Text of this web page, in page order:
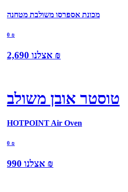
מכונת אספרסו משולבת מטחנה
0 ₪
אצלנו 2,690 ₪
טוסטר אובן משולב
HOTPOINT Air Oven
0 ₪
אצלנו 990 ₪